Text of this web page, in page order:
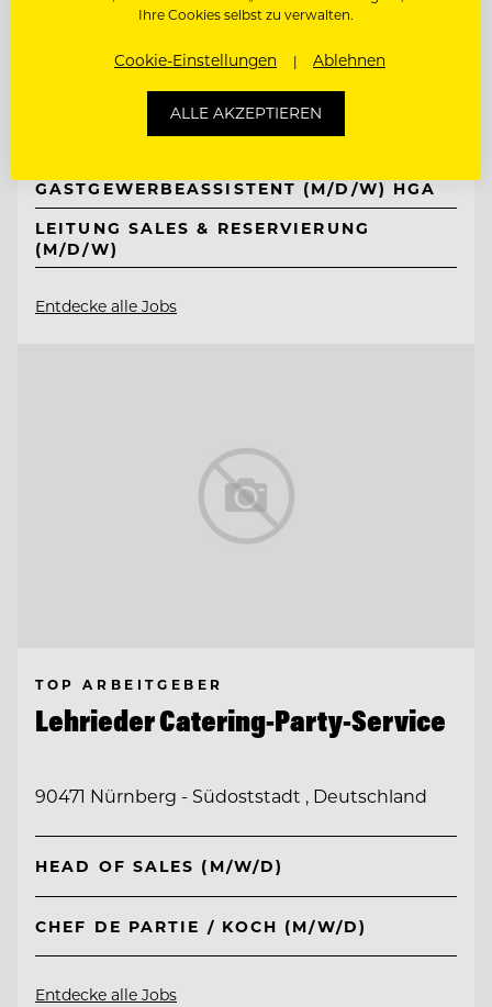
Neuhaus Zillertal Resort &
ElisabethHotel
6290 Mayrhofen, Österreich
GASTGEWERBEASSISTENT (M/D/W) HGA
LEITUNG SALES & RESERVIERUNG
(M/D/W)
Entdecke alle Jobs
TOP ARBEITGEBER
Lehrieder Catering-Party-Service
90471 Nürnberg - Südoststadt , Deutschland
HEAD OF SALES (M/W/D)
CHEF DE PARTIE / KOCH (M/W/D)
Entdecke alle Jobs
Ihre Cookies selbst zu verwalten.
Cookie-Einstellungen Ablehnen
ALLE AKZEPTIEREN